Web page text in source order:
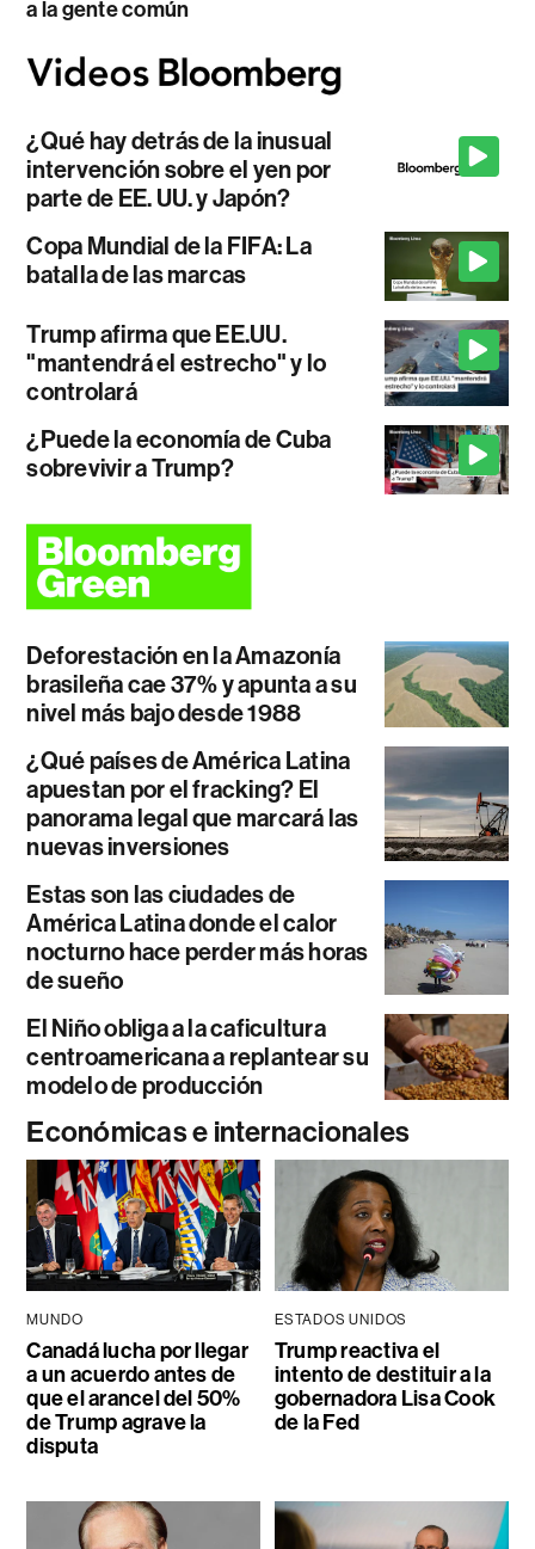
a la gente común
¿Qué hay detrás de la inusual
intervención sobre el yen por
parte de EE. UU. y Japón?
Copa Mundial de la FIFA: La
batalla de las marcas
Trump afirma que EE.UU.
"mantendrá el estrecho" y lo
controlará
¿Puede la economía de Cuba
sobrevivir a Trump?
Deforestación en la Amazonía
brasileña cae 37% y apunta a su
nivel más bajo desde 1988
¿Qué países de América Latina
apuestan por el fracking? El
panorama legal que marcará las
nuevas inversiones
Estas son las ciudades de
América Latina donde el calor
nocturno hace perder más horas
de sueño
El Niño obliga a la caficultura
centroamericana a replantear su
modelo de producción
Económicas e internacionales
MUNDO
Canadá lucha por llegar
a un acuerdo antes de
que el arancel del 50%
de Trump agrave la
disputa
ESTADOS UNIDOS
Trump reactiva el
intento de destituir a la
gobernadora Lisa Cook
de la Fed